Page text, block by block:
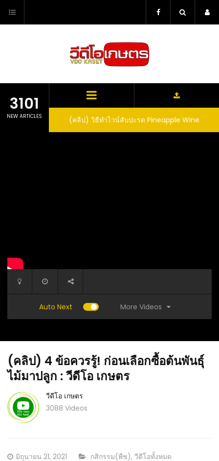
content
3101
NEW ARTICLES
ปในถัง จะได้ผล
expect that
(คลิป) วิธีทำไวน์สับปะรด Pineapple Wine
Auto Next More Videos
(คลิป) 4 ข้อควรรู้! ก่อนเลือกซื้อต้นพันธุ์
ไม้มาปลูก : วีดีโอ เกษตร
วีดีโอ เกษตร
3088 Videos
Posted
มิถุนายน 21, 2021 CATEGORY:
กสิกรรม(พืช), วีดีโอทั้งหมด